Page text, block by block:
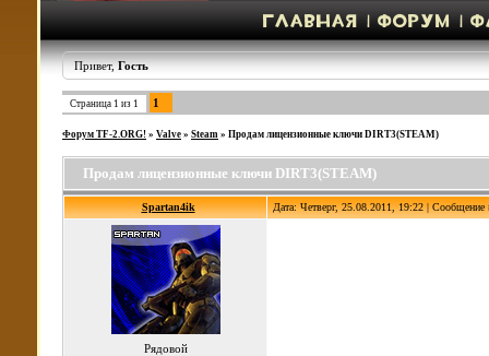
Привет,Гость
Страница 1 из 1 1
Форум TF-2.ORG! » Valve » Steam » Продам лицензионные ключи DIRT3(STEAM)
Продам лицензионные ключи DIRT3(STEAM)
Spartan4ik Дата: Четверг, 25.08.2011, 19:22 |
Рядовой